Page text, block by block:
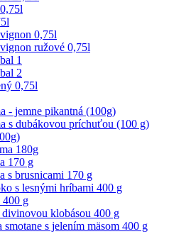
0,75l
ružové 0,75l
1
2
0,75l
- jemne pikantná (100g)
s dubákovou príchuťou (100 g)
180g
170 g
s brusnicami 170 g
s lesnými hríbami 400 g
400 g
divinovou klobásou 400 g
smotane s jelením mäsom 400 g